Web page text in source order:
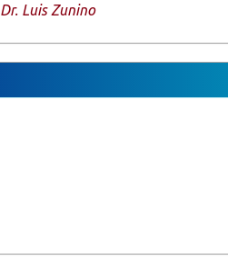
Dr. Luis Zunino